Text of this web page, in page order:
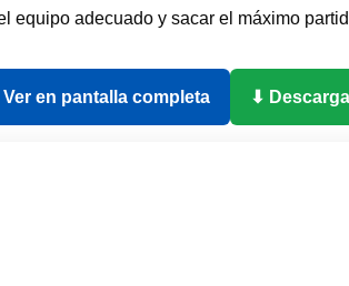
equipo adecuado y sacar el máximo
en pantalla completa ⬇